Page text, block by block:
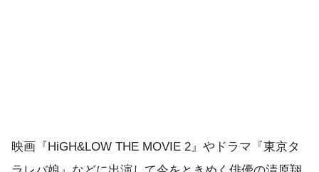
映画『HiGH&LOW THE MOVIE 2』やドラマ『東京タ